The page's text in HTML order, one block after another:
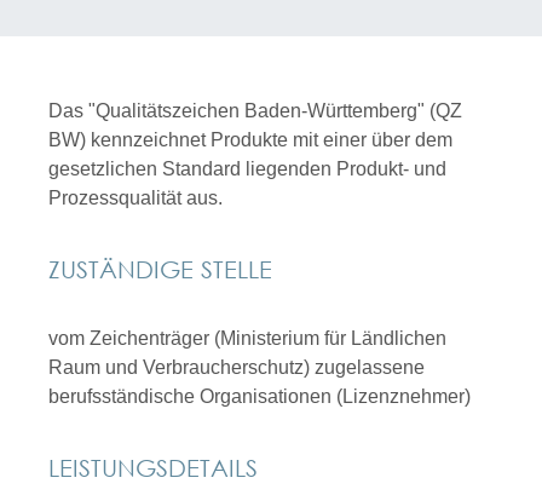
Das "Qualitätszeichen Baden-Württemberg" (QZ
BW) kennzeichnet Produkte mit einer über dem
gesetzlichen Standard liegenden Produkt- und
Prozessqualität aus.
ZUSTÄNDIGE STELLE
vom Zeichenträger (Ministerium für Ländlichen
Raum und Verbraucherschutz) zugelassene
berufsständische Organisationen (Lizenznehmer)
LEISTUNGSDETAILS